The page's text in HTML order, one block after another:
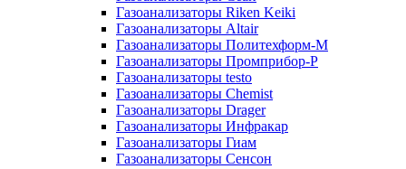
Газоанализаторы Riken Keiki
Газоанализаторы Altair
Газоанализаторы Политехформ-М
Газоанализаторы Промприбор-Р
Газоанализаторы testo
Газоанализаторы Chemist
Газоанализаторы Drager
Газоанализаторы Инфракар
Газоанализаторы Гиам
Газоанализаторы Сенсон